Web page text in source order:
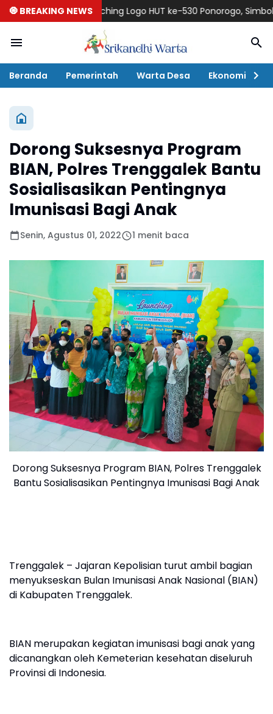
🧿 BREAKING NEWS
Launching Logo HUT ke-530 Ponorogo, Simbol
Beranda Pemerintah Warta Desa Ekonomi
Dorong Suksesnya Program
BIAN, Polres Trenggalek Bantu
Sosialisasikan Pentingnya
Imunisasi Bagi Anak
Senin, Agustus 01, 2022 1 menit baca
Dorong Suksesnya Program BIAN, Polres Trenggalek
Bantu Sosialisasikan Pentingnya Imunisasi Bagi Anak
Trenggalek – Jajaran Kepolisian turut ambil bagian
menyukseskan Bulan Imunisasi Anak Nasional (BIAN)
di Kabupaten Trenggalek.
BIAN merupakan kegiatan imunisasi bagi anak yang
dicanangkan oleh Kemeterian kesehatan diseluruh
Provinsi di Indonesia.